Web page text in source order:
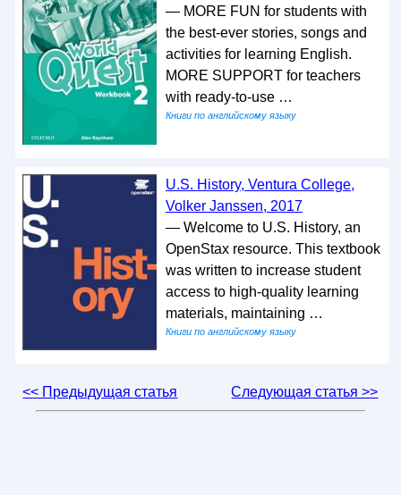
— MORE FUN for students with
the best-ever stories, songs and
activities for learning English.
MORE SUPPORT for teachers
with ready-to-use …
Книги по английскому языку
U.S. History, Ventura College,
Volker Janssen, 2017
— Welcome to U.S. History, an
OpenStax resource. This textbook
was written to increase student
access to high-quality learning
materials, maintaining …
Книги по английскому языку
<< Предыдущая статья Следующая статья >>